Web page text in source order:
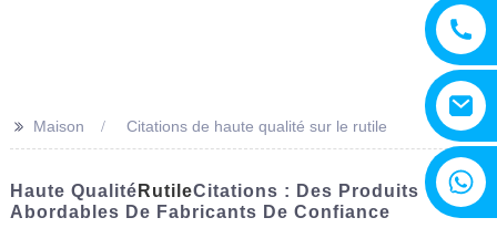
>> Maison Citations de haute qualité sur le rutile
Haute Qualité RutileCitations : Des Produits
Abordables De Fabricants De Confiance